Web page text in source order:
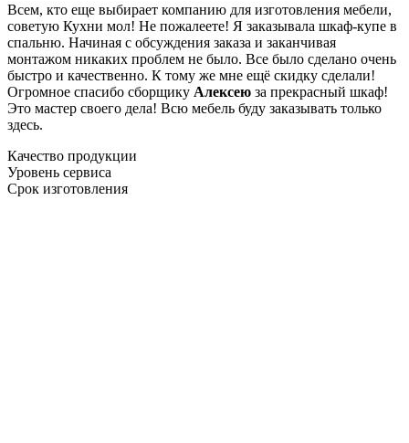
Всем, кто еще выбирает компанию для изготовления мебели,
советую Кухни мол! Не пожалеете! Я заказывала шкаф-купе в
спальню. Начиная с обсуждения заказа и заканчивая
монтажом никаких проблем не было. Все было сделано очень
быстро и качественно. К тому же мне ещё скидку сделали!
Огромное спасибо сборщику Алексею за прекрасный шкаф!
Это мастер своего дела! Всю мебель буду заказывать только
здесь.
Качество продукции
Уровень сервиса
Срок изготовления